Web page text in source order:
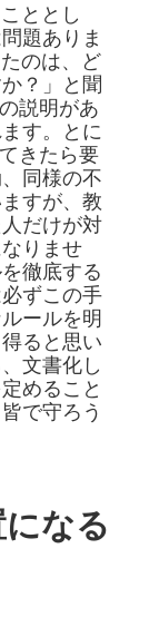
ととし
題ありま
のは、ど
？」と聞
説明があ
す。とに
きたら要
同様の不
すが、教
だけが対
りませ
徹底する
ずこの手
ールを明
ると思い
文書化し
めること
で守ろう
なる